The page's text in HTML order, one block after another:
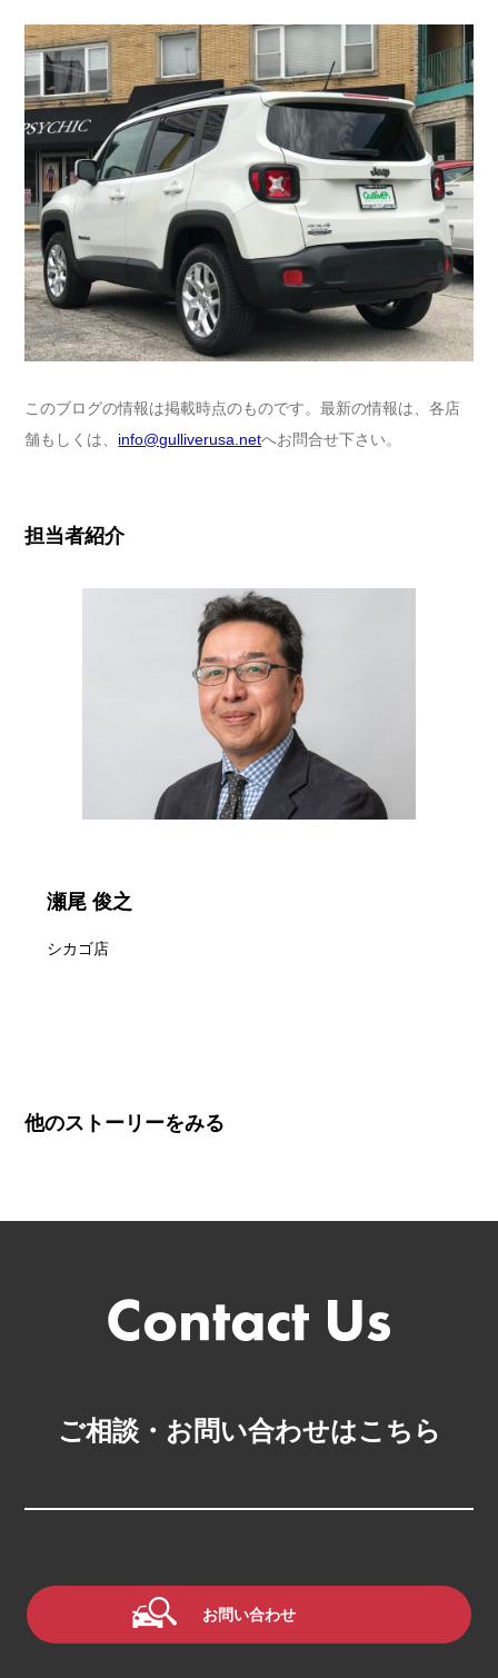
このブログの情報は掲載時点のものです。最新の情報は、各店
舗もしくは、 info@gulliverusa.netへお問合せ下さい。
担当者紹介
瀬尾 俊之
シカゴ店
他のストーリーをみる
ご相談・お問い合わせはこちら
お問い合わせ